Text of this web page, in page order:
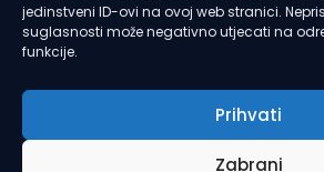
jedinstveni ID-ovi na ovoj web stranici.
suglasnosti može negativno utjecati na
funkcije.
Prihvati
Zabrani